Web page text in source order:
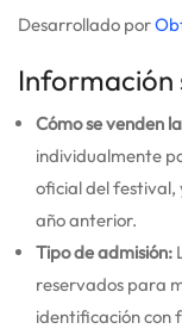
Desarrollado por
Información
Cómo se venden
individualmente
oficial del festival,
año anterior.
Tipo de admisión:
reservados para
identificación con